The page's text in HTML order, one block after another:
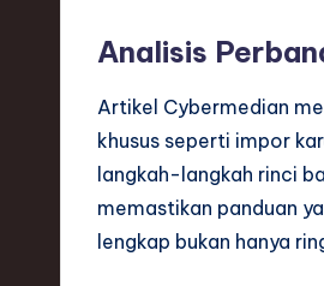
Analisis
Artikel Cybermedian
khusus seperti impor
langkah-langkah rinci
memastikan panduan
lengkap bukan hanya